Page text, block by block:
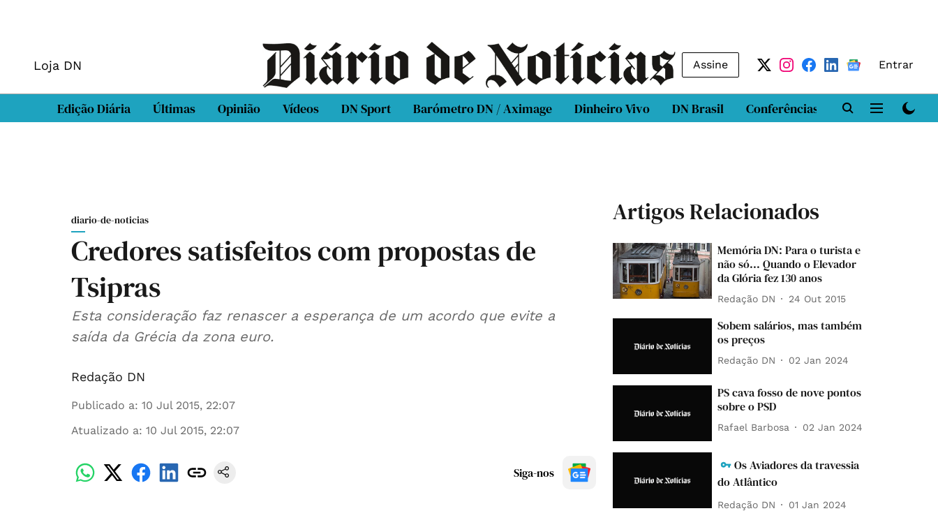
Loja DN Assine Entrar
Edição Diária Últimas Opinião Vídeos DN Sport Barómetro DN / Aximage Dinheiro Vivo DN Brasil Conferências DN LAB
diario-de-noticias
Credores satisfeitos com propostas de
Tsipras
Esta consideração faz renascer a esperança de um acordo que evite a
saída da Grécia da zona euro.
Redação DN
Publicado a: 10 Jul 2015, 22:07
Atualizado a: 10 Jul 2015, 22:07
Siga-nos
Artigos Relacionados
Memória DN: Para o turista e
não só... Quando o Elevador
da Glória fez 130 anos
Redação DN 24 Out 2015
Sobem salários, mas também
os preços
Redação DN 02 Jan 2024
PS cava fosso de nove pontos
sobre o PSD
Rafael Barbosa 02 Jan 2024
Os Aviadores da travessia
do Atlântico
Redação DN 01 Jan 2024